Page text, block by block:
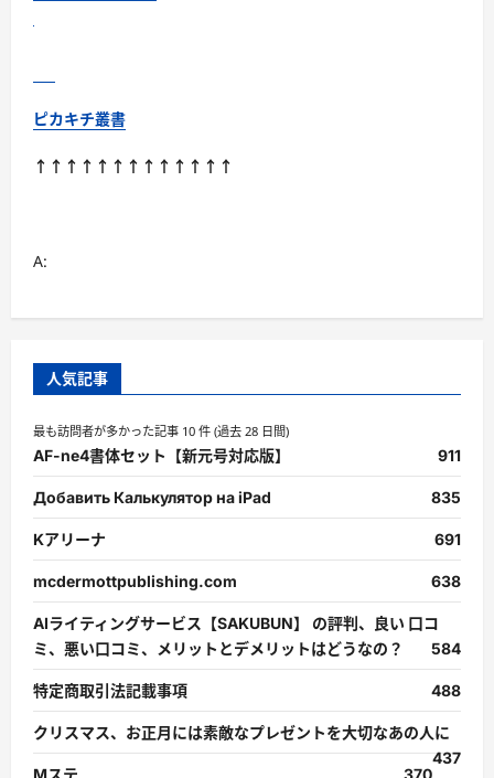
ピカキチ叢書
↑↑↑↑↑↑↑↑↑↑↑↑↑
A:
人気記事
最も訪問者が多かった記事 10 件 (過去 28 日間)
AF-ne4書体セット【新元号対応版】 911
Добавить Калькулятор на iPad 835
Kアリーナ 691
mcdermottpublishing.com 638
AIライティングサービス【SAKUBUN】 の評判、良い 口コ
ミ、悪い口コミ、メリットとデメリットはどうなの？
584
特定商取引法記載事項 488
クリスマス、お正月には素敵なプレゼントを大切なあの人に
437